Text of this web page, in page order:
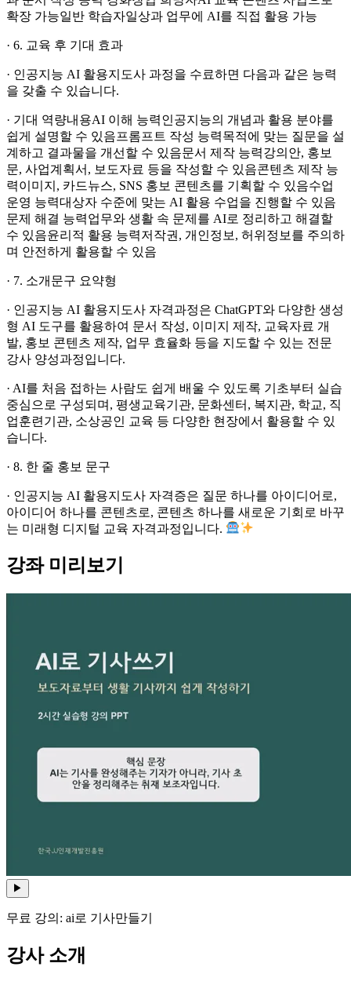
확장 가능일반 학습자일상과 업무에 AI를 직접 활용 가능
· 6. 교육 후 기대 효과
· 인공지능 AI 활용지도사 과정을 수료하면 다음과 같은 능력
을 갖출 수 있습니다.
· 기대 역량내용AI 이해 능력인공지능의 개념과 활용 분야를
쉽게 설명할 수 있음프롬프트 작성 능력목적에 맞는 질문을 설
계하고 결과물을 개선할 수 있음문서 제작 능력강의안, 홍보
문, 사업계획서, 보도자료 등을 작성할 수 있음콘텐츠 제작 능
력이미지, 카드뉴스, SNS 홍보 콘텐츠를 기획할 수 있음수업
운영 능력대상자 수준에 맞는 AI 활용 수업을 진행할 수 있음
문제 해결 능력업무와 생활 속 문제를 AI로 정리하고 해결할
수 있음윤리적 활용 능력저작권, 개인정보, 허위정보를 주의하
며 안전하게 활용할 수 있음
· 7. 소개문구 요약형
· 인공지능 AI 활용지도사 자격과정은 ChatGPT와 다양한 생성
형 AI 도구를 활용하여 문서 작성, 이미지 제작, 교육자료 개
발, 홍보 콘텐츠 제작, 업무 효율화 등을 지도할 수 있는 전문
강사 양성과정입니다.
· AI를 처음 접하는 사람도 쉽게 배울 수 있도록 기초부터 실습
중심으로 구성되며, 평생교육기관, 문화센터, 복지관, 학교, 직
업훈련기관, 소상공인 교육 등 다양한 현장에서 활용할 수 있
습니다.
· 8. 한 줄 홍보 문구
· 인공지능 AI 활용지도사 자격증은 질문 하나를 아이디어로,
아이디어 하나를 콘텐츠로, 콘텐츠 하나를 새로운 기회로 바꾸
는 미래형 디지털 교육 자격과정입니다.
강좌 미리보기
▶
무료 강의: ai로 기사만들기
강사 소개